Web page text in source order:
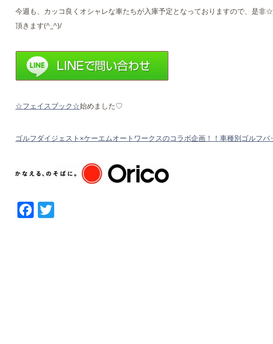
今週も、カッコ良くオシャレな車たちが入庫予定となっておりますので、是非☆
頂きます(^_^)/
☆フェイスブック☆始めました♡
ゴルフダイジェスト×ケーエムオートワークスのコラボ企画！！車種別ゴルフバ
Facebook